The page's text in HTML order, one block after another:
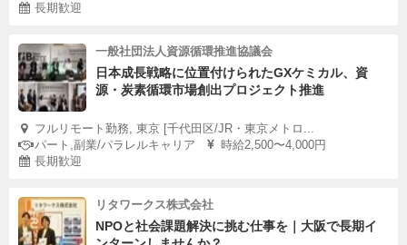
長期歓迎
一般社団法人資源循環推進協議会
日本成長戦略に位置付けられたGXケミカル、資
源・炭素循環市場創出プロジェクト推進
フルリモート勤務, 東京 [千代田区/JR・東京メトロ...
パート,副業/パラレルキャリア
時給2,500〜4,000円
長期歓迎
リタワークス株式会社
NPOと社会課題解決に挑む仕事を｜大阪で長期イ